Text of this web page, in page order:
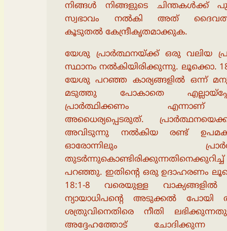
നിങ്ങൾ നിങ്ങളുടെ ചിന്തകൾക്ക്
സ്വഭാവം നൽകി അത്
കൂടുതൽ കേന്ദ്രീകൃതമാക്കുക.
യേശു പ്രാർത്ഥനയ്ക്ക് ഒരു വലിയ
സ്ഥാനം നൽകിയിരിക്കുന്നു. ലൂക്കൊ.
യേശു പറഞ്ഞ കാര്യങ്ങളിൽ ഒന്ന്
മടുത്തു പോകാതെ
പ്രാർത്ഥിക്കണം
അധൈര്യപ്പെടരുത്.
അവിടുന്നു നൽകിയ രണ്ട്
ഓരോന്നിലും
തുടർന്നുകൊണ്ടിരിക്കുന്നതിനെക്കുറിച്ച്
പറഞ്ഞു. ഇതിൻ്റെ ഒരു ഉദാഹരണം
18:1-8 വരെയുള്ള
ന്യായാധിപന്റെ അടുക്കൽ പോയി
ശത്രുവിനെതിരെ നീതി
അദ്ദേഹത്തോട് ചോദിക്കുന്ന